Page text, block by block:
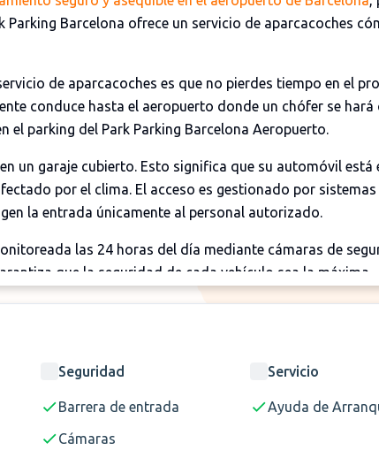
Parking Barcelona ofrece un servicio de aparcacoches
de aparcacoches es que no pierdes tiempo en el
conduce hasta el aeropuerto donde un chófer se hará
el parking del Park Parking Barcelona Aeropuerto.
un garaje cubierto. Esto significa que su automóvil está
por el clima. El acceso es gestionado por sistemas
la entrada únicamente al personal autorizado.
las 24 horas del día mediante cámaras de
que la seguridad de cada vehículo sea la máxima
tu plaza en Park Parking con ParkMundo!
Seguridad
Barrera de entrada
Cámaras
Servicio
Ayuda de